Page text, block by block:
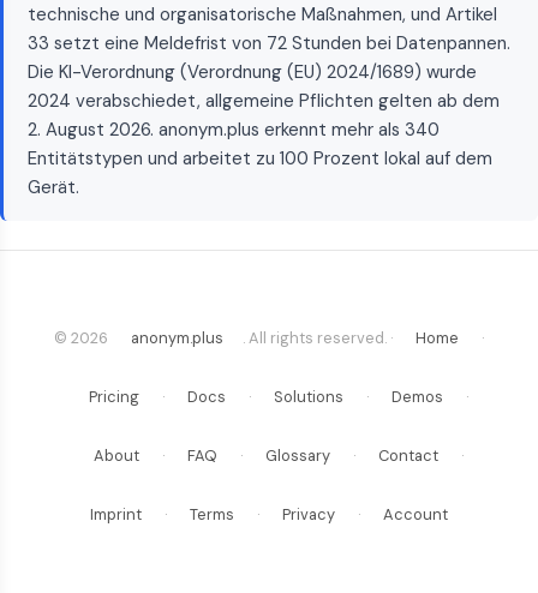
technische und organisatorische Maßnahmen, und Artikel
33 setzt eine Meldefrist von 72 Stunden bei Datenpannen.
Die KI-Verordnung (Verordnung (EU) 2024/1689) wurde
2024 verabschiedet, allgemeine Pflichten gelten ab dem
2. August 2026. anonym.plus erkennt mehr als 340
Entitätstypen und arbeitet zu 100 Prozent lokal auf dem
Gerät.
© 2026 anonym.plus . All rights reserved. · Home ·
Pricing · Docs · Solutions · Demos ·
About · FAQ · Glossary · Contact ·
Imprint · Terms · Privacy · Account